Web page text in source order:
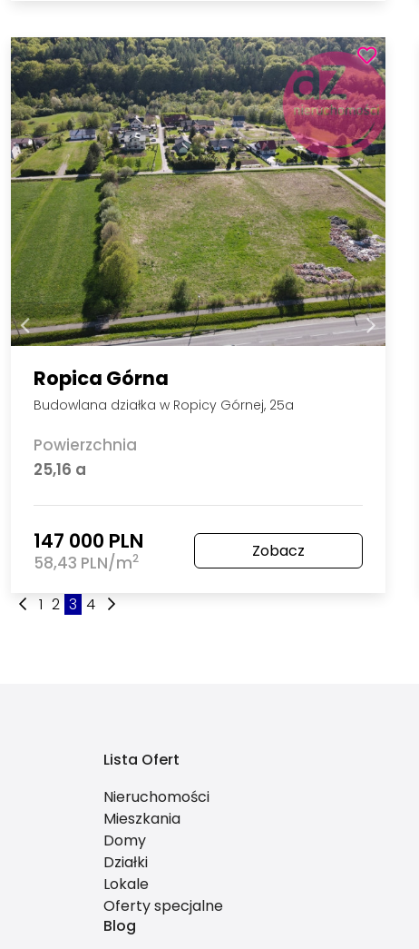
Ropica Górna
Budowlana działka w Ropicy Górnej, 25a
Powierzchnia
25,16 a
147 000 PLN
58,43 PLN/m2 Zobacz
1 2 3 4
Lista Ofert
Nieruchomości
Mieszkania
Domy
Działki
Lokale
Oferty specjalne
Blog